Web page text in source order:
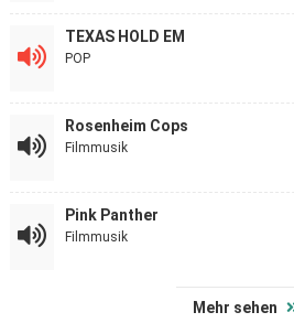
TEXAS HOLD EM
POP
Rosenheim Cops
Filmmusik
Pink Panther
Filmmusik
Mehr sehen